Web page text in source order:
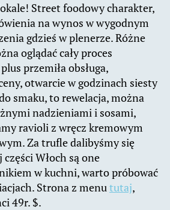
Street foodowy charakter,
na wynos w wygodnym
gdzieś w plenerze. Różne
oglądać cały proces
przemiła obsługa,
otwarcie w godzinach siesty
smaku, to rewelacja, można
nadzieniami i sosami,
ravioli z wręcz kremowym
Za trufle dalibyśmy się
Włoch są one
w kuchni, warto próbować
Strona z menututaj,
49r. $.